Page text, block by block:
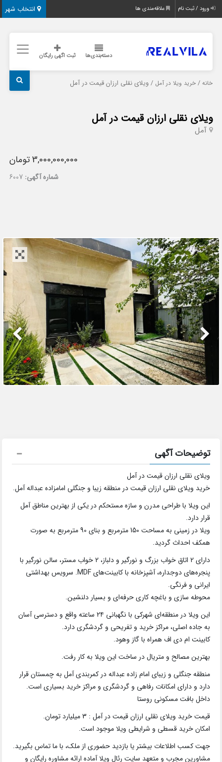
انتخاب شهر ورود / ثبت نام علاقه‌مندی ها
دسته‌بندی‌ها ثبت اگهی رایگان
خانه /خرید ویلا در آمل / ویلای نقلی ارزان قیمت در آمل
ویلای نقلی ارزان قیمت در آمل
آمل
3,000,000,000 تومان
شماره آگهی: 6007
توضیحات آگهی
ویلای نقلی ارزان قیمت در آمل
خرید ویلای نقلی ارزان قیمت در منطقه زیبا و جنگلی امامزاده عبداله آمل.
این ویلا با طراحی مدرن و سازه مستحکم در یکی از بهترین مناطق آمل
قرار دارد.
ویلا در زمینی به مساحت 150 مترمربع و بنای 90 مترمربع به صورت
همکف احداث گردید.
دارای 2 اتاق خواب بزرگ و نورگیر و دلباز، 2 خواب مستر، سالن نورگیر با
پنجره‌های دوجداره، آشپزخانه با کابینت‌های MDF. سرویس بهداشتی
ایرانی و فرنگی.
محوطه سازی و باغچه کاری حرفه‌ای و بسیار دلنشین.
این ویلا در منطقه‌ای شهرکی با نگهبانی ۲۴ ساعته واقع و دسترسی آسان
به جاده اصلی، مراکز خرید و تفریحی و گردشگری دارد.
کابینت ام دی اف همراه با گاز وهود.
بهترین مصالح و متریال در ساخت این ویلا به کار رفت.
منطقه جنگلی و زیبای امام زاده عبداله در کمربندی آمل به چمستان قرار
دارد و دارای امکانات رفاهی و گردشگری و مراکز خرید بسیاری است.
داخل بافت مسکونی روستا
قیمت خرید ویلای نقلی ارزان قیمت در آمل : 3 میلیارد تومان.
امکان خرید قسطی و شرایطی ویلا موجود است.
جهت کسب اطلاعات بیشتر یا بازدید حضوری از ملک، با ما تماس بگیرید.
مشاورین مجرب و متعهد سایت رئال ویلا آماده ارائه مشاوره رایگان و